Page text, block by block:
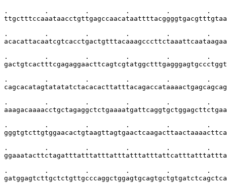
.         .         .         .         .         .
.         .         .         .         .         .
.         .         .         .         .         .
.         .         .         .         .         .
.         .         .         .         .         .
.         .         .         .         .         .
.         .         .         .         .         .
.         .         .         .         .         .